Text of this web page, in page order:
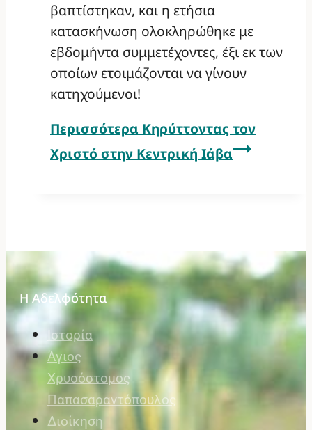
βαπτίστηκαν, και η ετήσια
κατασκήνωση ολοκληρώθηκε με
εβδομήντα συμμετέχοντες, έξι εκ των
οποίων ετοιμάζονται να γίνουν
κατηχούμενοι!
Περισσότερα Κηρύττοντας τον
Χριστό στην Κεντρική Ιάβα
Η Αδελφότητα
Ιστορία
Άγιος
Χρυσόστομος
Παπασαραντόπουλος
Διοίκηση